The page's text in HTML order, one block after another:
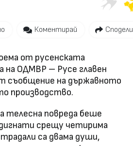
Коментирай Сподели
от русенската
на ОДМВР – Русе главен
съобщение на държавното
производство.
телесна повреда беше
срещу четирима
са двама души,